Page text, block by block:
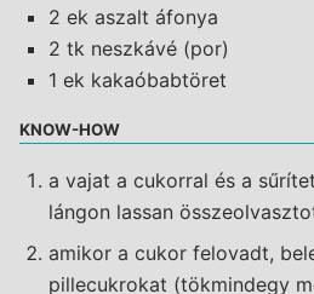
2 ek aszalt áfonya
2 tk neszkávé (por)
1 ek kakaóbabtöret
KNOW-HOW
a vajat a cukorral és a
lángon lassan
amikor a cukor felovadt,
pillecukrokat (tökmindegy